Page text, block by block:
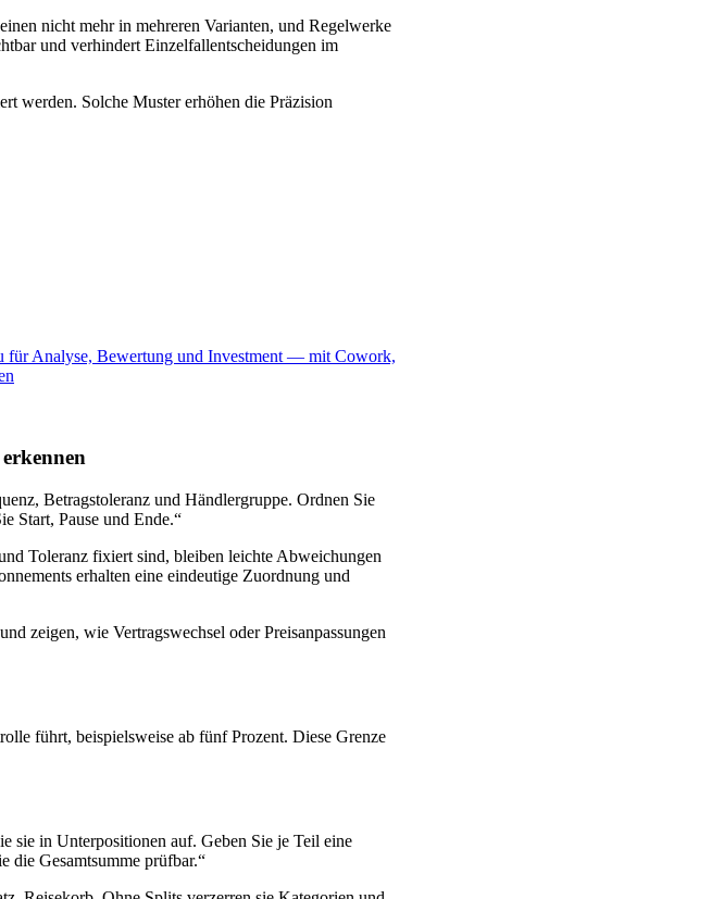
nicht mehr in mehreren Varianten, und Regelwerke
und verhindert Einzelfallentscheidungen im
werden. Solche Muster erhöhen die Präzision
für Analyse, Bewertung und Investment — mit Cowork,
Betragstoleranz und Händlergruppe. Ordnen Sie
Start, Pause und Ende.“
Toleranz fixiert sind, bleiben leichte Abweichungen
erhalten eine eindeutige Zuordnung und
zeigen, wie Vertragswechsel oder Preisanpassungen
führt, beispielsweise ab fünf Prozent. Diese Grenze
sie in Unterpositionen auf. Geben Sie je Teil eine
die Gesamtsumme prüfbar.“